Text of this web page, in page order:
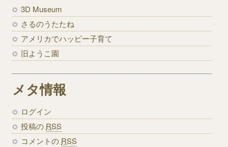
3D Museum
さるのうたたね
アメリカでハッピー子育て
旧ようこ園
メタ情報
ログイン
投稿の RSS
コメントの RSS